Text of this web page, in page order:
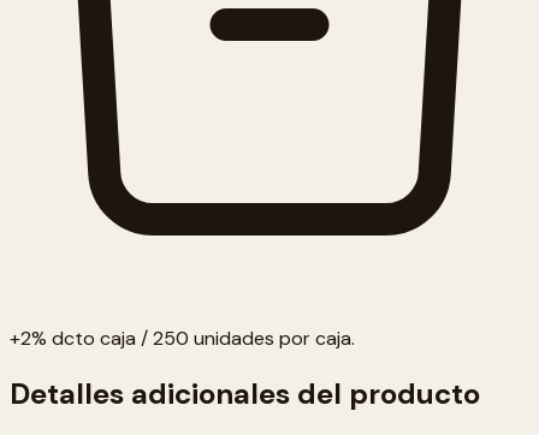
+2% dcto caja / 250 unidades por caja.
Detalles adicionales del producto